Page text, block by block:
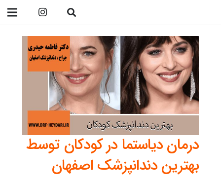
درمان دیاستما در کودکان توسط
بهترین دندانپزشک اصفهان